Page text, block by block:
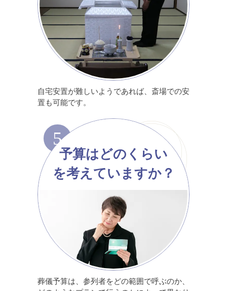
自宅安置が難しいようであれば、斎場での安
置も可能です。
5
予算はどのくらい
を考えていますか？
葬儀予算は、参列者をどの範囲で呼ぶのか、